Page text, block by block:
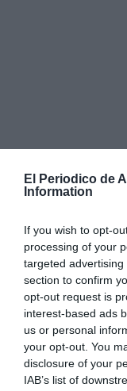
El Periodico de
Information
If you wish to opt-
processing of your
targeted
section to confirm
opt-out request is
interest-based ads
us or personal
your opt-out. You
disclosure of your
IAB’s list of
Wikipedia insiste
organización sin
multimillonario”.
auge de la
momento en el
circula por
Wikipedia
artificial